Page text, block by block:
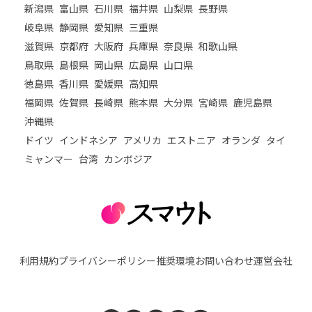
新潟県 富山県 石川県 福井県 山梨県 長野県
岐阜県 静岡県 愛知県 三重県
滋賀県 京都府 大阪府 兵庫県 奈良県 和歌山県
鳥取県 島根県 岡山県 広島県 山口県
徳島県 香川県 愛媛県 高知県
福岡県 佐賀県 長崎県 熊本県 大分県 宮崎県 鹿児島県
沖縄県
ドイツ インドネシア アメリカ エストニア オランダ タイ
ミャンマー 台湾 カンボジア
利用規約プライバシーポリシー推奨環境お問い合わせ運営会社